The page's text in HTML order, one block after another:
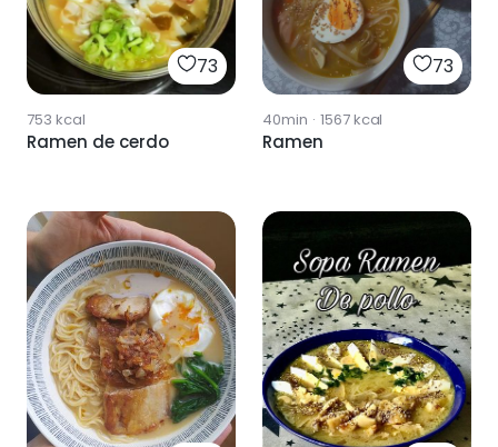
73
753 kcal
Ramen de cerdo
73
40min · 1567kcal
Ramen